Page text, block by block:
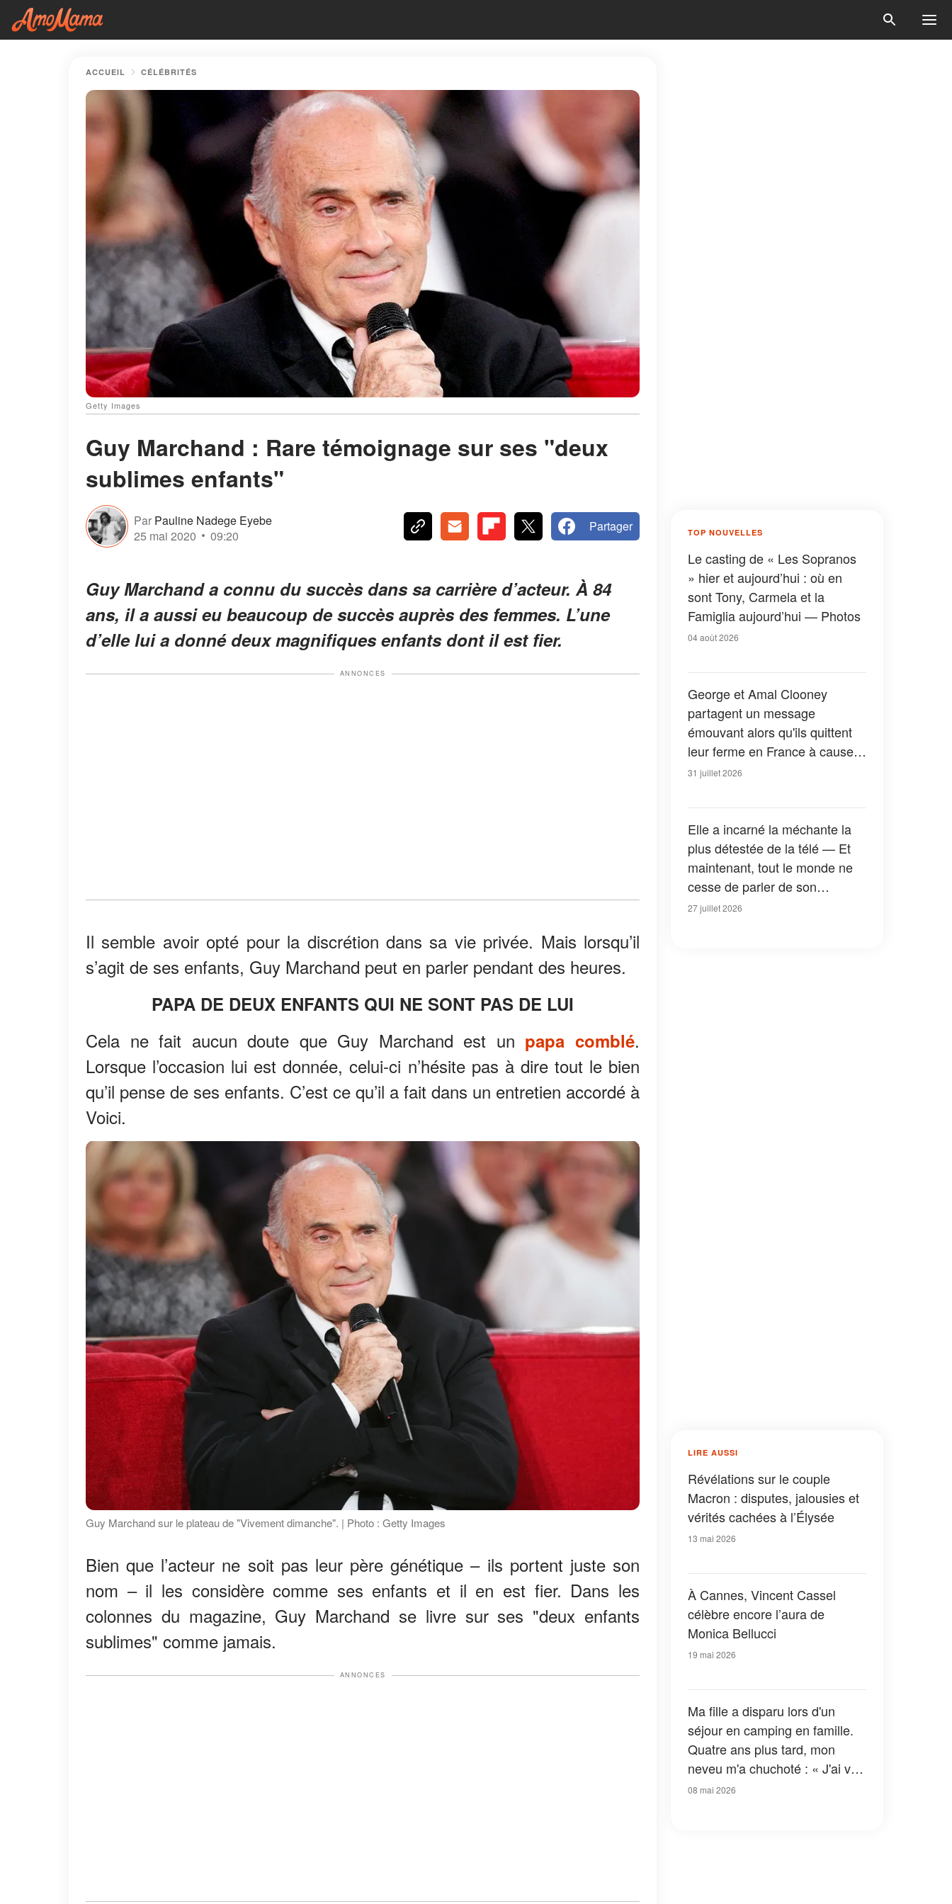
ACCUEIL CÉLÉBRITÉS
Getty Images
Guy Marchand : Rare témoignage sur ses "deux
sublimes enfants"
Par Pauline Nadege Eyebe
25 mai 2020
09:20
Partager
Guy Marchand a connu du succès dans sa carrière d’acteur. À 84
ans, il a aussi eu beaucoup de succès auprès des femmes. L’une
d’elle lui a donné deux magnifiques enfants dont il est fier.
ANNONCES
Il semble avoir opté pour la discrétion dans sa vie privée. Mais lorsqu’il
s’agit de ses enfants, Guy Marchand peut en parler pendant des heures.
PAPA DE DEUX ENFANTS QUI NE SONT PAS DE LUI
Cela ne fait aucun doute que Guy Marchand est un papa comblé.
Lorsque l’occasion lui est donnée, celui-ci n’hésite pas à dire tout le bien
qu’il pense de ses enfants. C’est ce qu’il a fait dans un entretien accordé à
Voici.
Guy Marchand sur le plateau de "Vivement dimanche". | Photo : Getty Images
Bien que l’acteur ne soit pas leur père génétique – ils portent juste son
nom – il les considère comme ses enfants et il en est fier. Dans les
colonnes du magazine, Guy Marchand se livre sur ses "deux enfants
sublimes" comme jamais.
ANNONCES
TOP NOUVELLES
Le casting de « Les Sopranos
» hier et aujourd’hui : où en
sont Tony, Carmela et la
Famiglia aujourd’hui — Photos
04 août 2026
George et Amal Clooney
partagent un message
émouvant alors qu'ils quittent
leur ferme en France à cause
des feux de forêt — Tous les
31 juillet 2026
Elle a incarné la méchante la
plus détestée de la télé — Et
maintenant, tout le monde ne
cesse de parler de son
apparition dans la nouvelle
27 juillet 2026
LIRE AUSSI
Révélations sur le couple
Macron : disputes, jalousies et
vérités cachées à l’Élysée
13 mai 2026
À Cannes, Vincent Cassel
célèbre encore l’aura de
Monica Bellucci
19 mai 2026
Ma fille a disparu lors d'un
séjour en camping en famille.
Quatre ans plus tard, mon
neveu m'a chuchoté : « J'ai vu
ce qui s'est réellement passé
08 mai 2026